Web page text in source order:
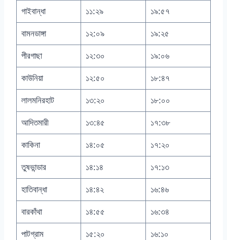
গাইবান্ধা ১১:২৯ ১৯:৫৭
বামনডাঙ্গা ১২:০৯ ১৯:২৫
পীরগাছা ১২:৩০ ১৯:০৬
কাউনিয়া ১২:৫০ ১৮:৪৭
লালমনিরহাট ১৩:২০ ১৮:০০
আদিতমারী ১৩:৪৫ ১৭:৩৮
কাকিনা ১৪:০৫ ১৭:২০
তুষভান্ডার ১৪:১৪ ১৭:১৩
হাতিবান্ধা ১৪:৪২ ১৬:৪৬
বারকাঁথা ১৪:৫৫ ১৬:৩৪
পাটগ্রাম ১৫:২০ ১৬:১০